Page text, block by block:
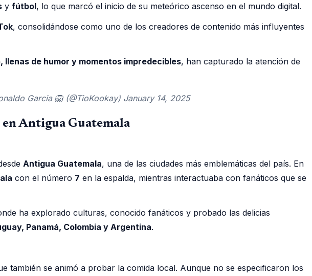
y fútbol, lo que marcó el inicio de su meteórico ascenso en el mundo digital.
, consolidándose como uno de los creadores de contenido más influyentes
llenas de humor y momentos impredecibles, han capturado la atención de
Garcia 🦁 (@TioKookay) January 14, 2025
Antigua Guatemala
Antigua Guatemala, una de las ciudades más emblemáticas del país. En
con el número 7 en la espalda, mientras interactuaba con fanáticos que se
ha explorado culturas, conocido fanáticos y probado las delicias
Panamá, Colombia y Argentina.
también se animó a probar la comida local. Aunque no se especificaron los